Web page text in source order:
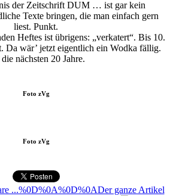
der Zeitschrift DUM … ist gar kein
Texte bringen, die man einfach gern
liest. Punkt.
Heftes ist übrigens: „verkatert“. Bis 10.
Da wär’ jetzt eigentlich ein Wodka fällig.
nächsten 20 Jahre.
Foto zVg
Foto zVg
...%0D%0A%0D%0ADer ganze Artikel